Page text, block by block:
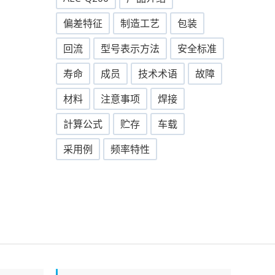
偏差特征
制造工艺
包装
回流
型号表示方法
安全标准
寿命
成员 技术术语
故障
材料
注意事项
焊接
計算公式
贮存
车载
采用例
频率特性